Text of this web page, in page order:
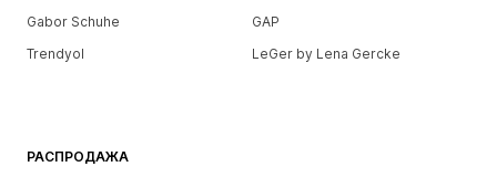
Gabor Schuhe
GAP
Trendyol
LeGer by Lena Gercke
РАСПРОДАЖА